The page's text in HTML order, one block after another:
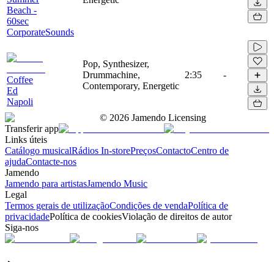
Beach -
60sec
CorporateSounds
Coffee
Ed
Napoli
Pop, Synthesizer,
Drummachine,
Contemporary, Energetic
2:35 -
© 2026 Jamendo Licensing
Transferir app
Links úteis
Catálogo musicalRádios In-storePreçosContactoCentro de
ajudaContacte-nos
Jamendo
Jamendo para artistasJamendo Music
Legal
Termos gerais de utilizaçãoCondições de vendaPolítica de
privacidadePolítica de cookiesViolação de direitos de autor
Siga-nos